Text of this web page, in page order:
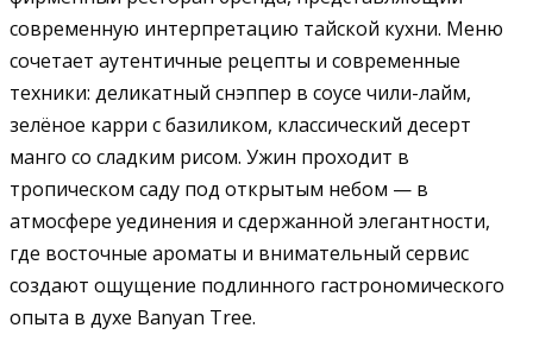
современную интерпретацию тайской кухни. Меню
сочетает аутентичные рецепты и современные
техники: деликатный снэппер в соусе чили-лайм,
зелёное карри с базиликом, классический десерт
манго со сладким рисом. Ужин проходит в
тропическом саду под открытым небом — в
атмосфере уединения и сдержанной элегантности,
где восточные ароматы и внимательный сервис
создают ощущение подлинного гастрономического
опыта в духе Banyan Tree.